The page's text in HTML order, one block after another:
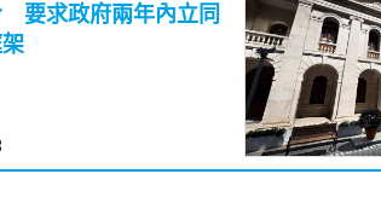
要求政府兩年內立同